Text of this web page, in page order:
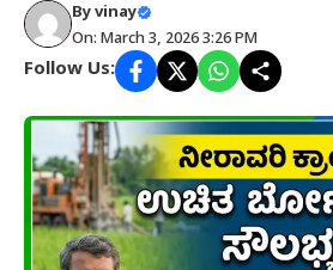
Byvinay
On: March 3, 2026 3:26 PM
Follow Us: